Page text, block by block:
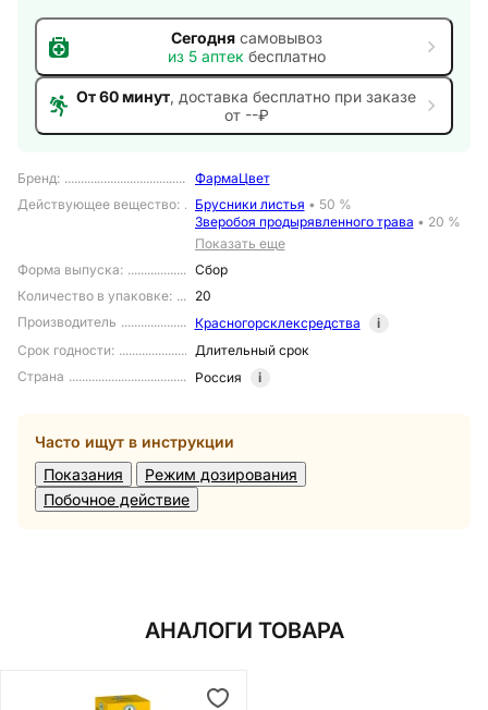
Бренд:
ФармаЦвет
Действующее вещество: Брусники листья • 50 %
Зверобоя продырявленного трава • 20 %
Показать еще
Форма выпуска:
Сбор
Количество в упаковке:
20
Производитель
Красногорсклексредства
i
Срок годности:
Длительный срок
Страна
Россия i
Часто ищут в инструкции
Показания
Режим дозирования
Побочное действие
Сегоднясамовывоз
из 5 аптек бесплатно
От 60 минут, доставка бесплатно при заказе
от --₽
АНАЛОГИ ТОВАРА